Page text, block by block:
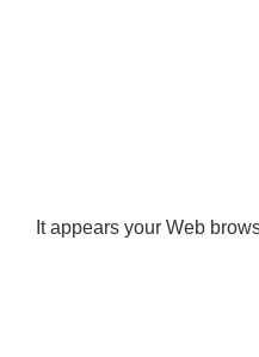
It appears your Web